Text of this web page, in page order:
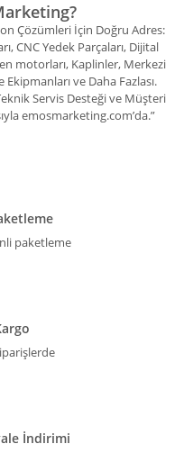
Çözümleri İçin Doğru Adres:
CNC Yedek Parçaları, Dijital
motorları, Kaplinler, Merkezi
ve Daha Fazlası.
Servis Desteği ve Müşteri
emosmarketing.com’da.”
paketleme
İndirimi